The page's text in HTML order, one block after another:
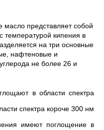
представляет собой
кипения в
на три основные
нафтеновые и
не более 26 и
в области спектра
спектра короче 300 нм
имеют поглощение в